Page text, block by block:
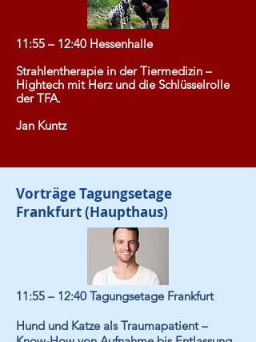
11:55 – 12:40 Hessenhalle
Strahlentherapie in der Tiermedizin –
Hightech mit Herz und die Schlüsselrolle
der TFA.
Jan Kuntz
Vorträge Tagungsetage
Frankfurt (Haupthaus)
11:55 – 12:40 Tagungsetage Frankfurt
Hund und Katze als Traumapatient –